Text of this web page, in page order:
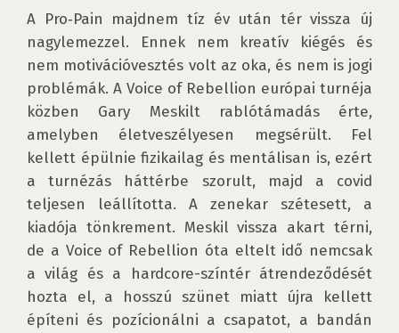
A Pro‑Pain majdnem tíz év után tér vissza új
nagylemezzel. Ennek nem kreatív kiégés és
nem motivációvesztés volt az oka, és nem is jogi
problémák. A Voice of Rebellion európai turnéja
közben Gary Meskilt rablótámadás érte,
amelyben életveszélyesen megsérült. Fel
kellett épülnie fizikailag és mentálisan is, ezért
a turnézás háttérbe szorult, majd a covid
teljesen leállította. A zenekar szétesett, a
kiadója tönkrement. Meskil vissza akart térni,
de a Voice of Rebellion óta eltelt idő nemcsak
a világ és a hardcore-színtér átrendeződését
hozta el, a hosszú szünet miatt újra kellett
építeni és pozícionálni a csapatot, a bandán